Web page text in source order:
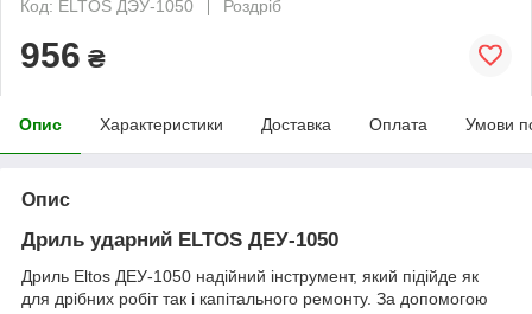
Код: ELTOS ДЭУ-1050
Роздріб
956 ₴
Опис Характеристики Доставка Оплата Умови
Опис
Дриль ударний ELTOS ДЕУ-1050
Дриль Eltos ДЕУ-1050 надійний інструмент, який підійде як
для дрібних робіт так і капітального ремонту. За допомогою